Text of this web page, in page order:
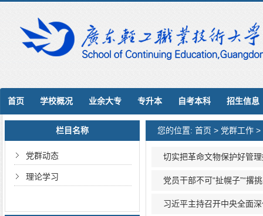
首页 学校概况 业余大专 专升本 自考本科 招生信息
栏目名称
党群动态
理论学习
您的位置: 首页 > 党群工作>
切实把革命文物保护好管
党员干部不可“扯幌子”“撂挑
习近平主持召开中央全面